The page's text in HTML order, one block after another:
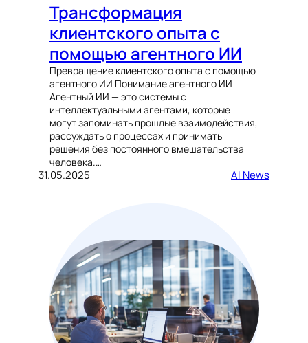
Трансформация
клиентского опыта с
помощью агентного ИИ
Превращение клиентского опыта с помощью
агентного ИИ Понимание агентного ИИ
Агентный ИИ — это системы с
интеллектуальными агентами, которые
могут запоминать прошлые взаимодействия,
рассуждать о процессах и принимать
решения без постоянного вмешательства
человека.…
31.05.2025 AI News